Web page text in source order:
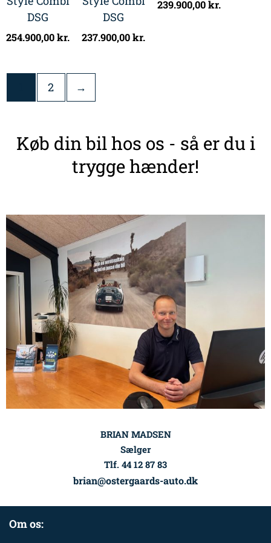
DSG
254.900,00kr.
DSG
237.900,00kr.
239.900,00kr.
2 →
Køb din bil hos os - så er du i
trygge hænder!
BRIAN MADSEN
Sælger
Tlf. 44 12 87 83
brian@ostergaards-auto.dk
Om os: